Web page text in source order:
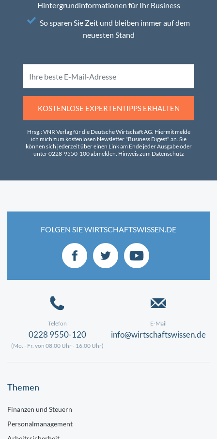
Hintergrundinformationen für Ihr Business
So sparen Sie Zeit und bleiben immer auf dem
neuesten Stand
KOSTENLOSE EXPERTENTIPPS ERHALTEN
Hrsg.: VNR Verlag für die Deutsche Wirtschaft AG. Hiermit melde
ich mich zum kostenlosen Newsletter "Business Digest" an. Sie
können sich jederzeit über einen Link am Ende jeder Ausgabe oder
unter 0228-9550-100 abmelden. Hinweis zum Datenschutz
FOLGEN SIE WIRTSCHAFTSWISSEN.DE
Telefon
0228 9550-120
(Mo. - Fr. von 08:00 Uhr - 16:00 Uhr)
E-Mail
info@wirtschaftswissen.de
Themen
Finanzen und Steuern
Personalmanagement